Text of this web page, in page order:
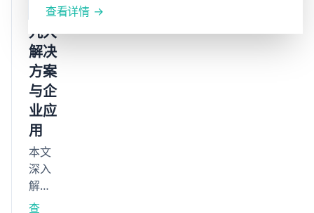
佳实
帮助
企业
在保
障数
据安
全与
效率
的前
提
下，
荐：
九大
解决
方案
与企
业应
用
本文
深入
解析
AI知
查
查看详情